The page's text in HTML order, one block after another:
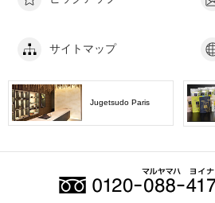
サイトマップ
Jugetsudo Paris